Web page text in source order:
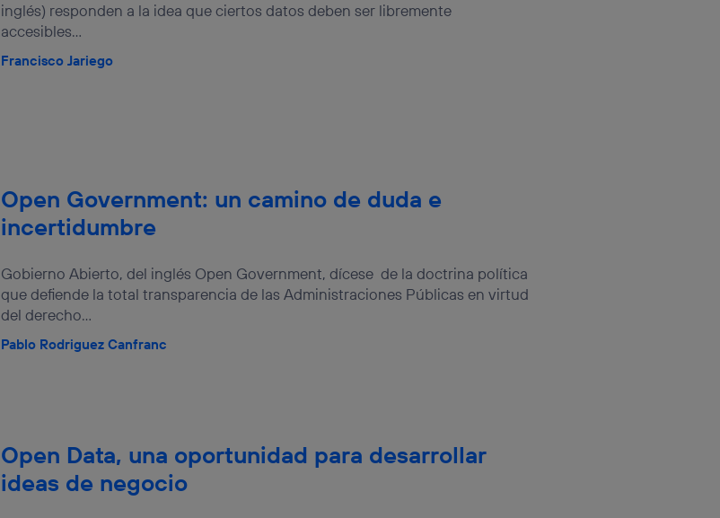
inglés) responden a la idea que ciertos datos deben ser libremente
accesibles...
Francisco Jariego
Open Government: un camino de duda e
incertidumbre
Gobierno Abierto, del inglés Open Government, dícese de la doctrina política
que defiende la total transparencia de las Administraciones Públicas en virtud
del derecho...
Pablo Rodriguez Canfranc
Open Data, una oportunidad para desarrollar
ideas de negocio